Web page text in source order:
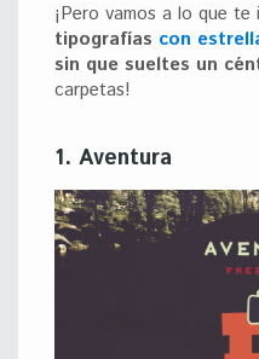
¡Pero vamos a lo que
tipografías con
sin que sueltes un
carpetas!
1. Aventura